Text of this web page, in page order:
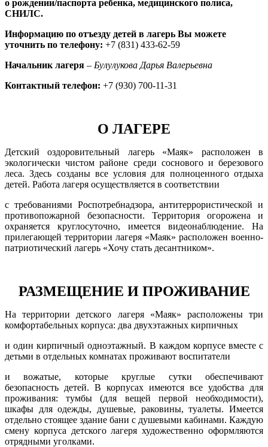
о рождении/паспорта ребенка, медицинского полиса,
СНИЛС.
Информацию по отъезду детей в лагерь Вы можете
уточнить по телефону: +7 (831) 433-62-59
Начальник лагеря – Булулукова Дарья Валерьевна
Контактный телефон: +7 (930) 700-11-31
О ЛАГЕРЕ
Детский оздоровительный лагерь «Маяк» расположен в
экологически чистом районе среди соснового и березового
леса. Здесь созданы все условия для полноценного отдыха
детей. Работа лагеря осуществляется в соответствии
с требованиями Роспотребнадзора, антитеррористической и
противопожарной безопасности. Территория огорожена и
охраняется круглосуточно, имеется видеонаблюдение. На
прилегающей территории лагеря «Маяк» расположен военно-
патриотический лагерь «Хочу стать десантником».
РАЗМЕЩЕНИЕ И ПРОЖИВАНИЕ
На территории детского лагеря «Маяк» расположены три
комфортабельных корпуса: два двухэтажных кирпичных
и один кирпичный одноэтажный. В каждом корпусе вместе с
детьми в отдельных комнатах проживают воспитатели
и вожатые, которые круглые сутки обеспечивают
безопасность детей. В корпусах имеются все удобства для
проживания: тумбы (для вещей первой необходимости),
шкафы для одежды, душевые, раковины, туалеты. Имеется
отдельно стоящее здание бани с душевыми кабинами. Каждую
смену корпуса детского лагеря художественно оформляются
отрядными уголками.